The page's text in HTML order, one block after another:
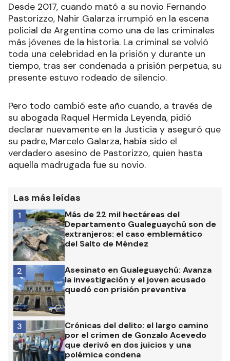
Desde 2017, cuando mató a su novio Fernando
Pastorizzo, Nahir Galarza irrumpió en la escena
policial de Argentina como una de las criminales
más jóvenes de la historia. La criminal se volvió
toda una celebridad en la prisión y durante un
tiempo, tras ser condenada a prisión perpetua, su
presente estuvo rodeado de silencio.
Pero todo cambió este año cuando, a través de
su abogada Raquel Hermida Leyenda, pidió
declarar nuevamente en la Justicia y aseguró que
su padre, Marcelo Galarza, había sido el
verdadero asesino de Pastorizzo, quien hasta
aquella madrugada fue su novio.
Las más leídas
Más de 22 mil hectáreas del
Departamento Gualeguaychú son de
extranjeros: el caso emblemático
del Salto de Méndez
1
Asesinato en Gualeguaychú: Avanza
la investigación y el joven acusado
quedó con prisión preventiva
2
Crónicas del delito: el largo camino
por el crimen de Gonzalo Acevedo
que derivó en dos juicios y una
polémica condena
3